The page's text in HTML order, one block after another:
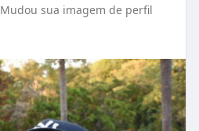
Mudou sua imagem de perfil